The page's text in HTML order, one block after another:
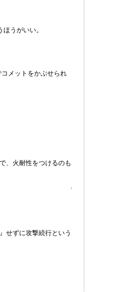
うがいい。
メットをかぶせられ
、火耐性をつけるのも
↑
せずに攻撃続行という